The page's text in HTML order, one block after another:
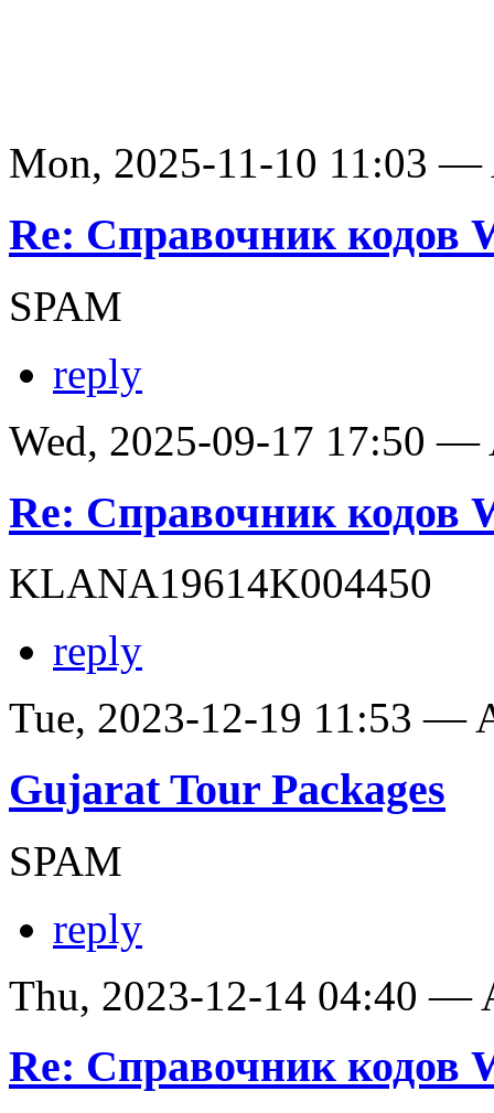
Mon, 2025-11-10 11:03 —
Re: Справочник кодов
SPAM
reply
Wed, 2025-09-17 17:50 —
Re: Справочник кодов
KLANA19614K004450
reply
Tue, 2023-12-19 11:53 —
Gujarat Tour Packages
SPAM
reply
Thu, 2023-12-14 04:40 —
Re: Справочник кодов